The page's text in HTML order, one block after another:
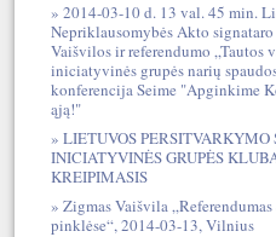
2014-03-10 d. 13 val. 45 min.
Nepriklausomybės Akto
Vaišvilos ir referendumo „Tautos
iniciatyvinės grupės narių
konferencija Seime "Apginkime
ąją!"
LIETUVOS PERSITVARKYMO
INICIATYVINĖS GRUPĖS
KREIPIMASIS
Zigmas Vaišvila „Referendumas
pinklėse“, 2014-03-13, Vilnius